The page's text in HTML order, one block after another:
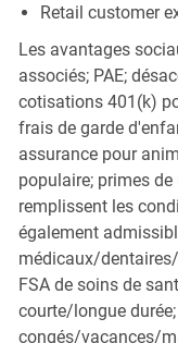
Retail customer
Les avantages
associés; PAE;
cotisations 401(k)
frais de garde
assurance pour
populaire; primes
remplissent les
également
médicaux/
FSA de soins de
courte/longue
congés/vacances/